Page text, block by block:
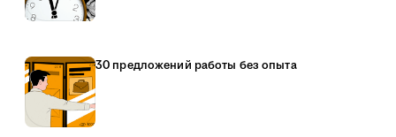
30 предложений работы без опыта